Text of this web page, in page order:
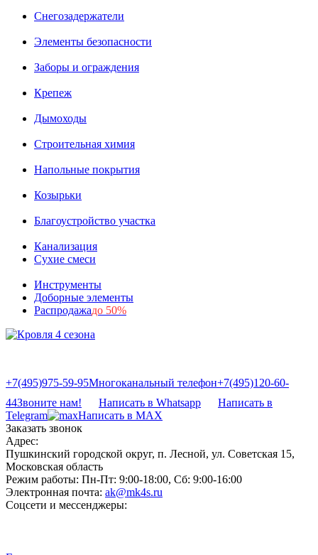
Снегозадержатели
Элементы безопасности
Заборы и ограждения
Крепеж
Дымоходы
Строительная химия
Напольные покрытия
Козырьки
Благоустройство участка
Канализация
Сухие смеси
Инструменты
Доборные элементы
Распродажадо 50%
+7(495)975-59-95Многоканальный телефон+7(495)120-60-
44Звоните нам! Написать в Whatsapp
Написать в
Telegram
Написать в MAX
Заказать звонок
Адрес:
Пушкинский городской округ, п. Лесной, ул. Советская 15,
Московская область
Режим работы: Пн-Пт: 9:00-18:00, Сб: 9:00-16:00
Электронная почта: ak@mk4s.ru
Соцсети и мессенджеры: